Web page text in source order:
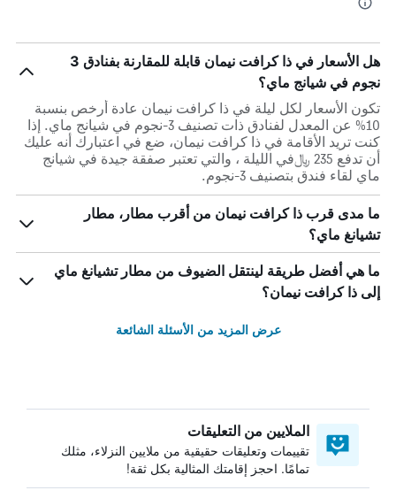
هل الأسعار في ذا كرافت نيمان قابلة للمقارنة بفنادق 3
نجوم في شيانج ماي؟
تكون الأسعار لكل ليلة في ذا كرافت نيمان عادة أرخص بنسبة
10% عن المعدل لفنادق ذات تصنيف 3-نجوم في شيانج ماي. إذا
كنت تريد الأقامة في ذا كرافت نيمان، ضع في اعتبارك أنه عليك
أن تدفع 235 ﷼في الليلة ، والتي تعتبر صفقة جيدة في شيانج
ماي لقاء فندق بتصنيف 3-نجوم.
ما مدى قرب ذا كرافت نيمان من أقرب مطار، مطار
تشيانغ ماي؟
ما هي أفضل طريقة لينتقل الضيوف من مطار تشيانغ ماي
إلى ذا كرافت نيمان؟
عرض المزيد من الأسئلة الشائعة
الملايين من التعليقات
تقييمات وتعليقات حقيقية من ملايين النزلاء، مثلك
تمامًا. احجز إقامتك المثالية بكل ثقة!